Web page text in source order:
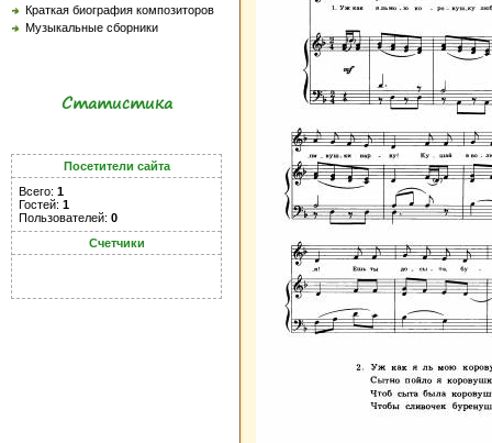
Краткая биография композиторов
Музыкальные сборники
Статистика
Посетители сайта
Всего: 1
Гостей: 1
Пользователей: 0
Счетчики